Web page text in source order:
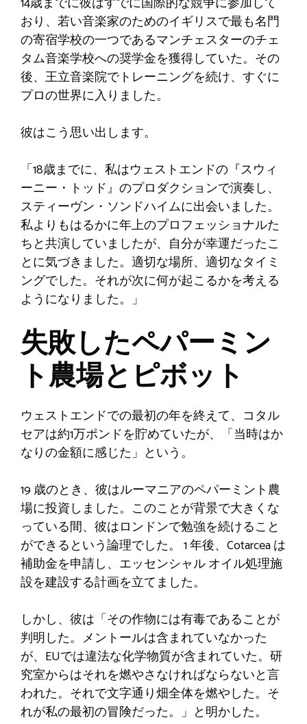
おり、若い音楽家のためのイギリスで最も名門
の寄宿学校の一つであるマンチェスターのチェ
タム音楽学校への奨学金を獲得していた。その
後、王立音楽院でトレーニングを続け、すぐに
プロの世界に入りました。
彼はこう思い出します。
「18歳までに、私はウェストエンドの『スウィ
ーニー・トッド』のプロダクションで演奏し、
スティーヴン・ソンドハイムに出会いました。
私よりもはるかに年上のプロフェッショナルた
ちと共演していましたが、自分が幸運だったこ
とに気づきました。適切な場所、適切なタイミ
ングでした。それが次に何が起こるかを考える
ようになりました。」
失敗したペパーミン
ト農場とピボット
ウェストエンドでの最初の年を終えて、コタル
セアは約1万ポンドを貯めていたが、「当時はか
なりの金額に感じた」という。
19 歳のとき、彼はルーマニアのペパーミント農
場に投資しました。このことが背景で大きくな
っている間、彼はロンドンで勉強を続けること
ができるという論理でした。 1 年後、Cotarcea は
補助金を申請し、エッセンシャル オイル処理施
設を建設する計画を立てました。
しかし、彼は「その作物には有毒であることが
判明した。メントールは含まれていなかった
が、EUでは違法な化学物質が含まれていた。研
究室からはそれを燃やさなければならないと言
われた。それで文字通り畑全体を燃やした。そ
れが私の最初の冒険だった。」と明かした。